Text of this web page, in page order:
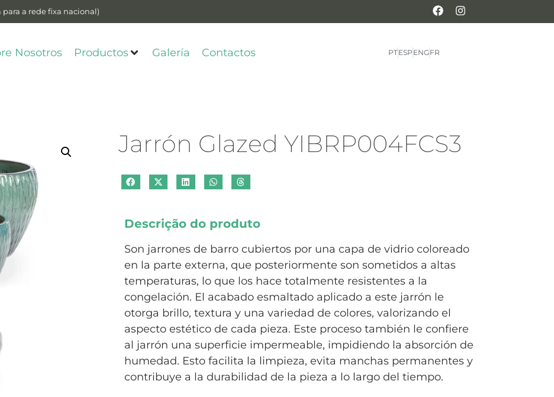
para a rede fixa nacional)
Nosotros Productos Galería Contactos PTESP ENGFR
Jarrón Glazed YIBRP004FCS3
Descrição do produto
Son jarrones de barro cubiertos por una capa de vidrio coloreado
en la parte externa, que posteriormente son sometidos a altas
temperaturas, lo que los hace totalmente resistentes a la
congelación. El acabado esmaltado aplicado a este jarrón le
otorga brillo, textura y una variedad de colores, valorizando el
aspecto estético de cada pieza. Este proceso también le confiere
al jarrón una superficie impermeable, impidiendo la absorción de
humedad. Esto facilita la limpieza, evita manchas permanentes y
contribuye a la durabilidad de la pieza a lo largo del tiempo.